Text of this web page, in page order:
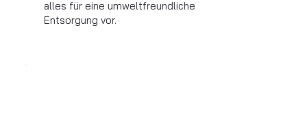
alles für eine umweltfreundliche
Entsorgung vor.